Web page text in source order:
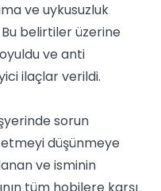
ve uykusuzluk
belirtiler üzerine
ve anti
ilaçlar verildi.
sorun
düşünmeye
ve isminin